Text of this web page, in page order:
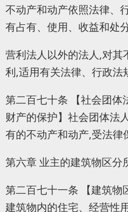
不动产和动产依照法律、
有占有、使用、收益和处
营利法人以外的法人,对其
利,适用有关法律、行政法
第二百七十条 【社会团体
财产的保护】社会团体法
有的不动产和动产,受法律
第六章 业主的建筑物区分
第二百七十一条 【建筑物
建筑物内的住宅、经营性